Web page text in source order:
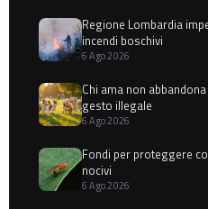
Regione Lombardia
incendi boschivi
6 Ago 2026
Chi ama non
gesto illegale
6 Ago 2026
Fondi per proteggere
nocivi
6 Ago 2026